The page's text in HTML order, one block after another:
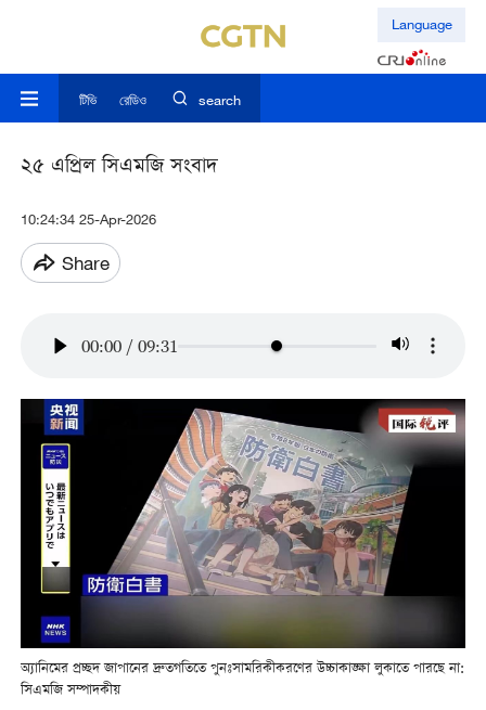
Language
টিভি রেডিও search
২৫ এপ্রিল সিএমজি সংবাদ
10:24:34 25-Apr-2026
Share
00:00 / 09:31
অ্যানিমের প্রচ্ছদ জাপানের দ্রুতগতিতে পুনঃসামরিকীকরণের উচ্চাকাঙ্ক্ষা লুকাতে পারছে না:
সিএমজি সম্পাদকীয়